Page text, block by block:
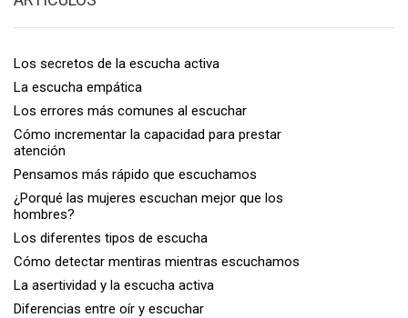
Los secretos de la escucha activa
La escucha empática
Los errores más comunes al escuchar
Cómo incrementar la capacidad para prestar
atención
Pensamos más rápido que escuchamos
¿Porqué las mujeres escuchan mejor que los
hombres?
Los diferentes tipos de escucha
Cómo detectar mentiras mientras escuchamos
La asertividad y la escucha activa
Diferencias entre oír y escuchar